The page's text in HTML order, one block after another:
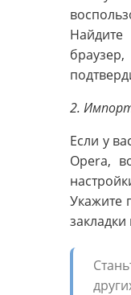
2.
Если у
Opera,
Укажите